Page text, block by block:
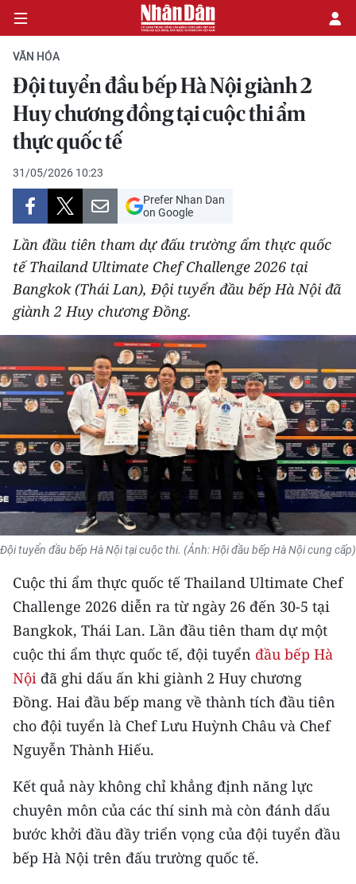
CHÍNH TRỊ
KINH TẾ
VĂN HÓA
XÃ HỘI
PHÁP LUẬT
DU LỊCH
THẾ GIỚI
THỂ THAO
GIÁO DỤC
Y TẾ
KHOA HỌC - CÔNG NGHỆ
MÔI TRƯỜNG
KIỂM CHỨNG THÔNG TIN
TRI THỨC CHUYÊN SÂU
54 DÂN TỘC VIỆT NAM
CHƯƠNG TRÌNH OCOP - MỖI XÃ
MỘT SẢN PHẨM
RADIO
MEDIA CENTER
E-Magazine
VĂN HÓA
Đội tuyển đầu bếp Hà Nội giành 2
Huy chương đồng tại cuộc thi ẩm
thực quốc tế
31/05/2026 10:23
Prefer Nhan Dan
on Google
Lần đầu tiên tham dự đấu trường ẩm thực quốc
tế Thailand Ultimate Chef Challenge 2026 tại
Bangkok (Thái Lan), Đội tuyển đầu bếp Hà Nội đã
giành 2 Huy chương Đồng.
Đội tuyển đầu bếp Hà Nội tại cuộc thi. (Ảnh: Hội đầu bếp Hà Nội cung cấp)
Cuộc thi ẩm thực quốc tế Thailand Ultimate Chef
Challenge 2026 diễn ra từ ngày 26 đến 30-5 tại
Bangkok, Thái Lan. Lần đầu tiên tham dự một
cuộc thi ẩm thực quốc tế, đội tuyển đầu bếp Hà
Nội đã ghi dấu ấn khi giành 2 Huy chương
Đồng. Hai đầu bếp mang về thành tích đầu tiên
cho đội tuyển là Chef Lưu Huỳnh Châu và Chef
Nguyễn Thành Hiếu.
Kết quả này không chỉ khẳng định năng lực
chuyên môn của các thí sinh mà còn đánh dấu
bước khởi đầu đầy triển vọng của đội tuyển đầu
bếp Hà Nội trên đấu trường quốc tế.